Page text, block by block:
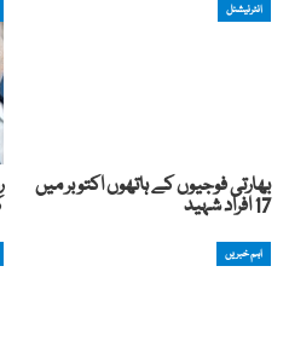
انٹرنیشنل
بھارتی فوجیوں کے ہاتھوں اکتوبر میں
17 افراد شہید
اہم خبریں